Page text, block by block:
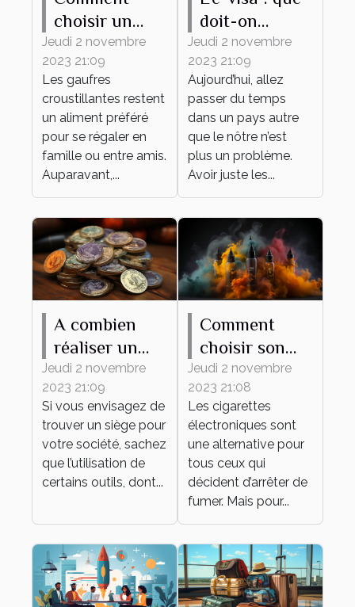
choisir un
gaufrier ?
Jeudi 2 novembre
2023 21:09
Les gaufres
croustillantes restent
un aliment préféré
pour se régaler en
famille ou entre amis.
Auparavant,...
doit-on
savoir ?
Jeudi 2 novembre
2023 21:09
Aujourd’hui, allez
passer du temps
dans un pays autre
que le nôtre n’est
plus un problème.
Avoir juste les...
A combien
réaliser un
tampon d'une
société ?
Jeudi 2 novembre
2023 21:09
Si vous envisagez de
trouver un siège pour
votre société, sachez
que l’utilisation de
certains outils, dont...
Comment
choisir son
premier e-
liquide ?
Jeudi 2 novembre
2023 21:08
Les cigarettes
électroniques sont
une alternative pour
tous ceux qui
décident d’arrêter de
fumer. Mais pour...